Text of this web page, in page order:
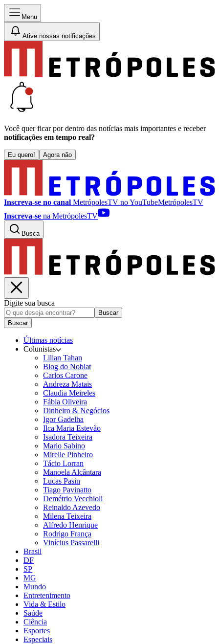
Menu
Ative nossas notificações
Você quer ficar por dentro das notícias mais importantes e receber
notificações em tempo real?
Eu quero! Agora não
Inscreva-se no canal MetrópolesTV noYouTubeMetrópolesTV
Inscreva-se na MetrópolesTV
Busca
Digite sua busca
Buscar
Buscar
Últimas notícias
Colunistas
Lilian Tahan
Blog do Noblat
Carlos Carone
Andreza Matais
Claudia Meireles
Fábia Oliveira
Dinheiro & Negócios
Igor Gadelha
Ilca Maria Estevão
Isadora Teixeira
Mario Sabino
Mirelle Pinheiro
Tácio Lorran
Manoela Alcântara
Lucas Pasin
Tiago Pavinatto
Demétrio Vecchioli
Reinaldo Azevedo
Milena Teixeira
Alfredo Henrique
Rodrigo França
Vinícius Passarelli
Brasil
DF
SP
MG
Mundo
Entretenimento
Vida & Estilo
Saúde
Ciência
Esportes
Especiais